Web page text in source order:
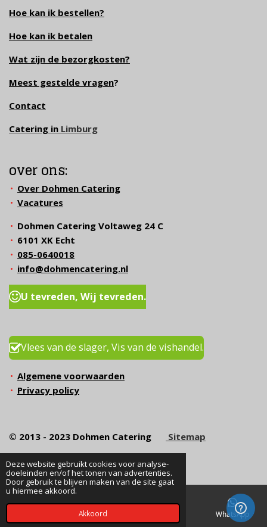
Deze website gebruikt cookies voor analyse-
doeleinden en/of het tonen van advertenties.
Door gebruik te blijven maken van de site gaat
u hiermee akkoord.
Akkoord
Hoe kan ik bestellen?
Hoe kan ik betalen
Wat zijn de bezorgkosten?
Meest gestelde vragen?
Contact
Catering in Limburg
over ons:
Over Dohmen Catering
Vacatures
Dohmen Catering Voltaweg 24 C
6101 XK Echt
085-0640018
info@dohmencatering.nl
U tevreden, Wij tevreden.
Vlees van de slager, Vis van de vishandel.
Algemene voorwaarden
Privacy policy
© 2013 - 2023 Dohmen Catering Sitemap
Telefoonnummer WhatsApp